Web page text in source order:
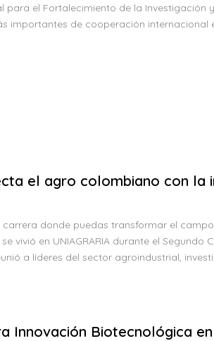
para el Fortalecimiento de la
importantes de cooperación internacional
el agro colombiano con la
carrera donde puedas transformar el
vivió en UNIAGRARIA durante el
a líderes del sector agroindustrial,
Innovación Biotecnológica